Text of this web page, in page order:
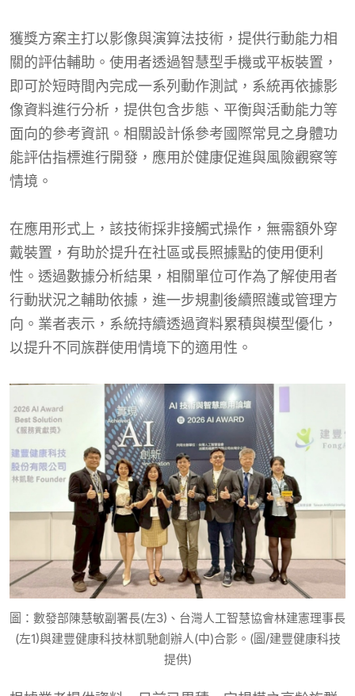
獲獎方案主打以影像與演算法技術，提供行動能力相
關的評估輔助。使用者透過智慧型手機或平板裝置，
即可於短時間內完成一系列動作測試，系統再依據影
像資料進行分析，提供包含步態、平衡與活動能力等
面向的參考資訊。相關設計係參考國際常見之身體功
能評估指標進行開發，應用於健康促進與風險觀察等
情境。
在應用形式上，該技術採非接觸式操作，無需額外穿
戴裝置，有助於提升在社區或長照據點的使用便利
性。透過數據分析結果，相關單位可作為了解使用者
行動狀況之輔助依據，進一步規劃後續照護或管理方
向。業者表示，系統持續透過資料累積與模型優化，
以提升不同族群使用情境下的適用性。
圖：數發部陳慧敏副署長(左3)、台灣人工智慧協會林建憲理事長
(左1)與建豐健康科技林凱馳創辦人(中)合影。(圖/建豐健康科技
提供)